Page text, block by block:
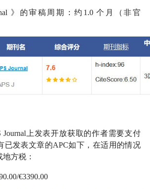
》的审稿周期：约 1.0个月（非官
Journal上发表开放获取的作者需要支付
已发表文章的APC如下，在适用的情况
地方税：
€3390.00